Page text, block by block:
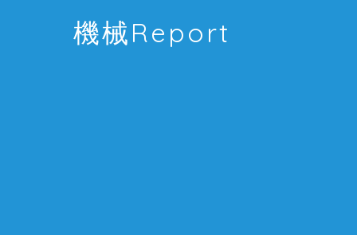
機械Report